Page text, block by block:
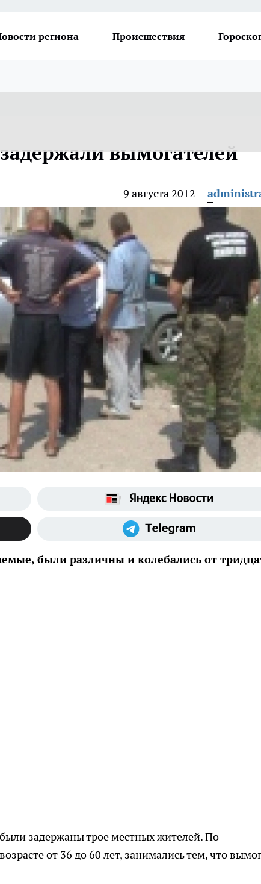
региона Происшествия
вымогателей
9 августа 2012
были различны и колебались от
задержаны трое местных жителей. По
от 36 до 60 лет, занимались тем, что